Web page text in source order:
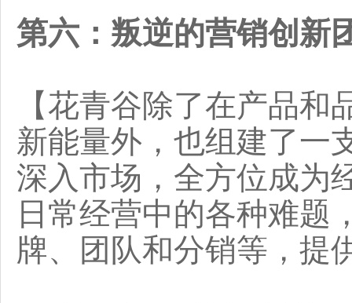
第六：叛逆的营销创新
【花青谷除了在产品
新能量外，也组建了一
深入市场，全方位成为
日常经营中的各种难题
牌、团队和分销等，提